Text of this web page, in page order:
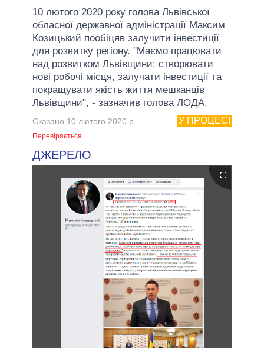
ВСІ ПЕРСОНИ
10 лютого 2020 року голова Львівської
обласної державної адміністрації Максим
Козицький пообіцяв залучити інвестиції
для розвитку регіону. "Маємо працювати
над розвитком Львівщини: створювати
нові робочі місця, залучати інвестиції та
покращувати якість життя мешканців
Львівщини", - зазначив голова ЛОДА.
У ПРОЦЕСІ
Сказано 10 лютого 2020 р.
Перевіряється
ДЖЕРЕЛО